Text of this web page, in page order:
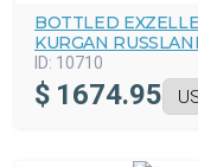
BOTTLED
KURGAN
ID: 10710
$ 1674.95